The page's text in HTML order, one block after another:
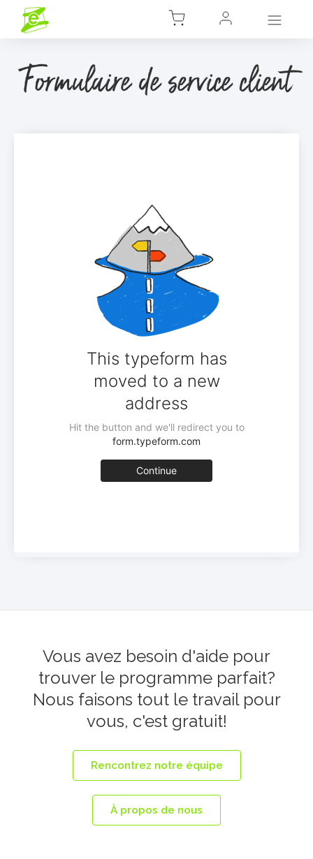
Formulaire de service client
Vous avez besoin d'aide pour
trouver le programme parfait?
Nous faisons tout le travail pour
vous, c'est gratuit!
Rencontrez notre équipe
À propos de nous